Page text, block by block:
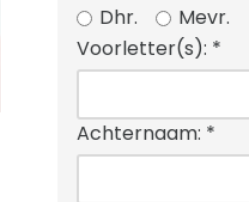
Dhr.
Mevr.
Voorletter(s): *
Achternaam: *